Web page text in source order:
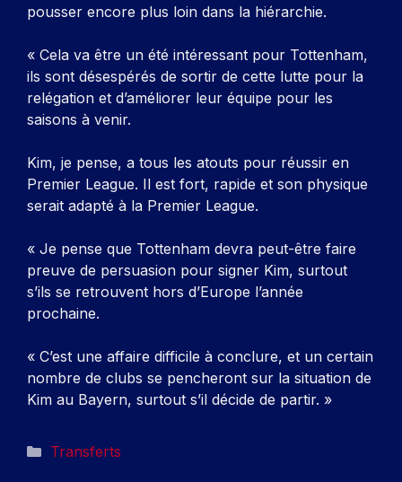
pousser encore plus loin dans la hiérarchie.
« Cela va être un été intéressant pour Tottenham,
ils sont désespérés de sortir de cette lutte pour la
relégation et d’améliorer leur équipe pour les
saisons à venir.
Kim, je pense, a tous les atouts pour réussir en
Premier League. Il est fort, rapide et son physique
serait adapté à la Premier League.
« Je pense que Tottenham devra peut-être faire
preuve de persuasion pour signer Kim, surtout
s’ils se retrouvent hors d’Europe l’année
prochaine.
« C’est une affaire difficile à conclure, et un certain
nombre de clubs se pencheront sur la situation de
Kim au Bayern, surtout s’il décide de partir. »
Catégories
Transferts